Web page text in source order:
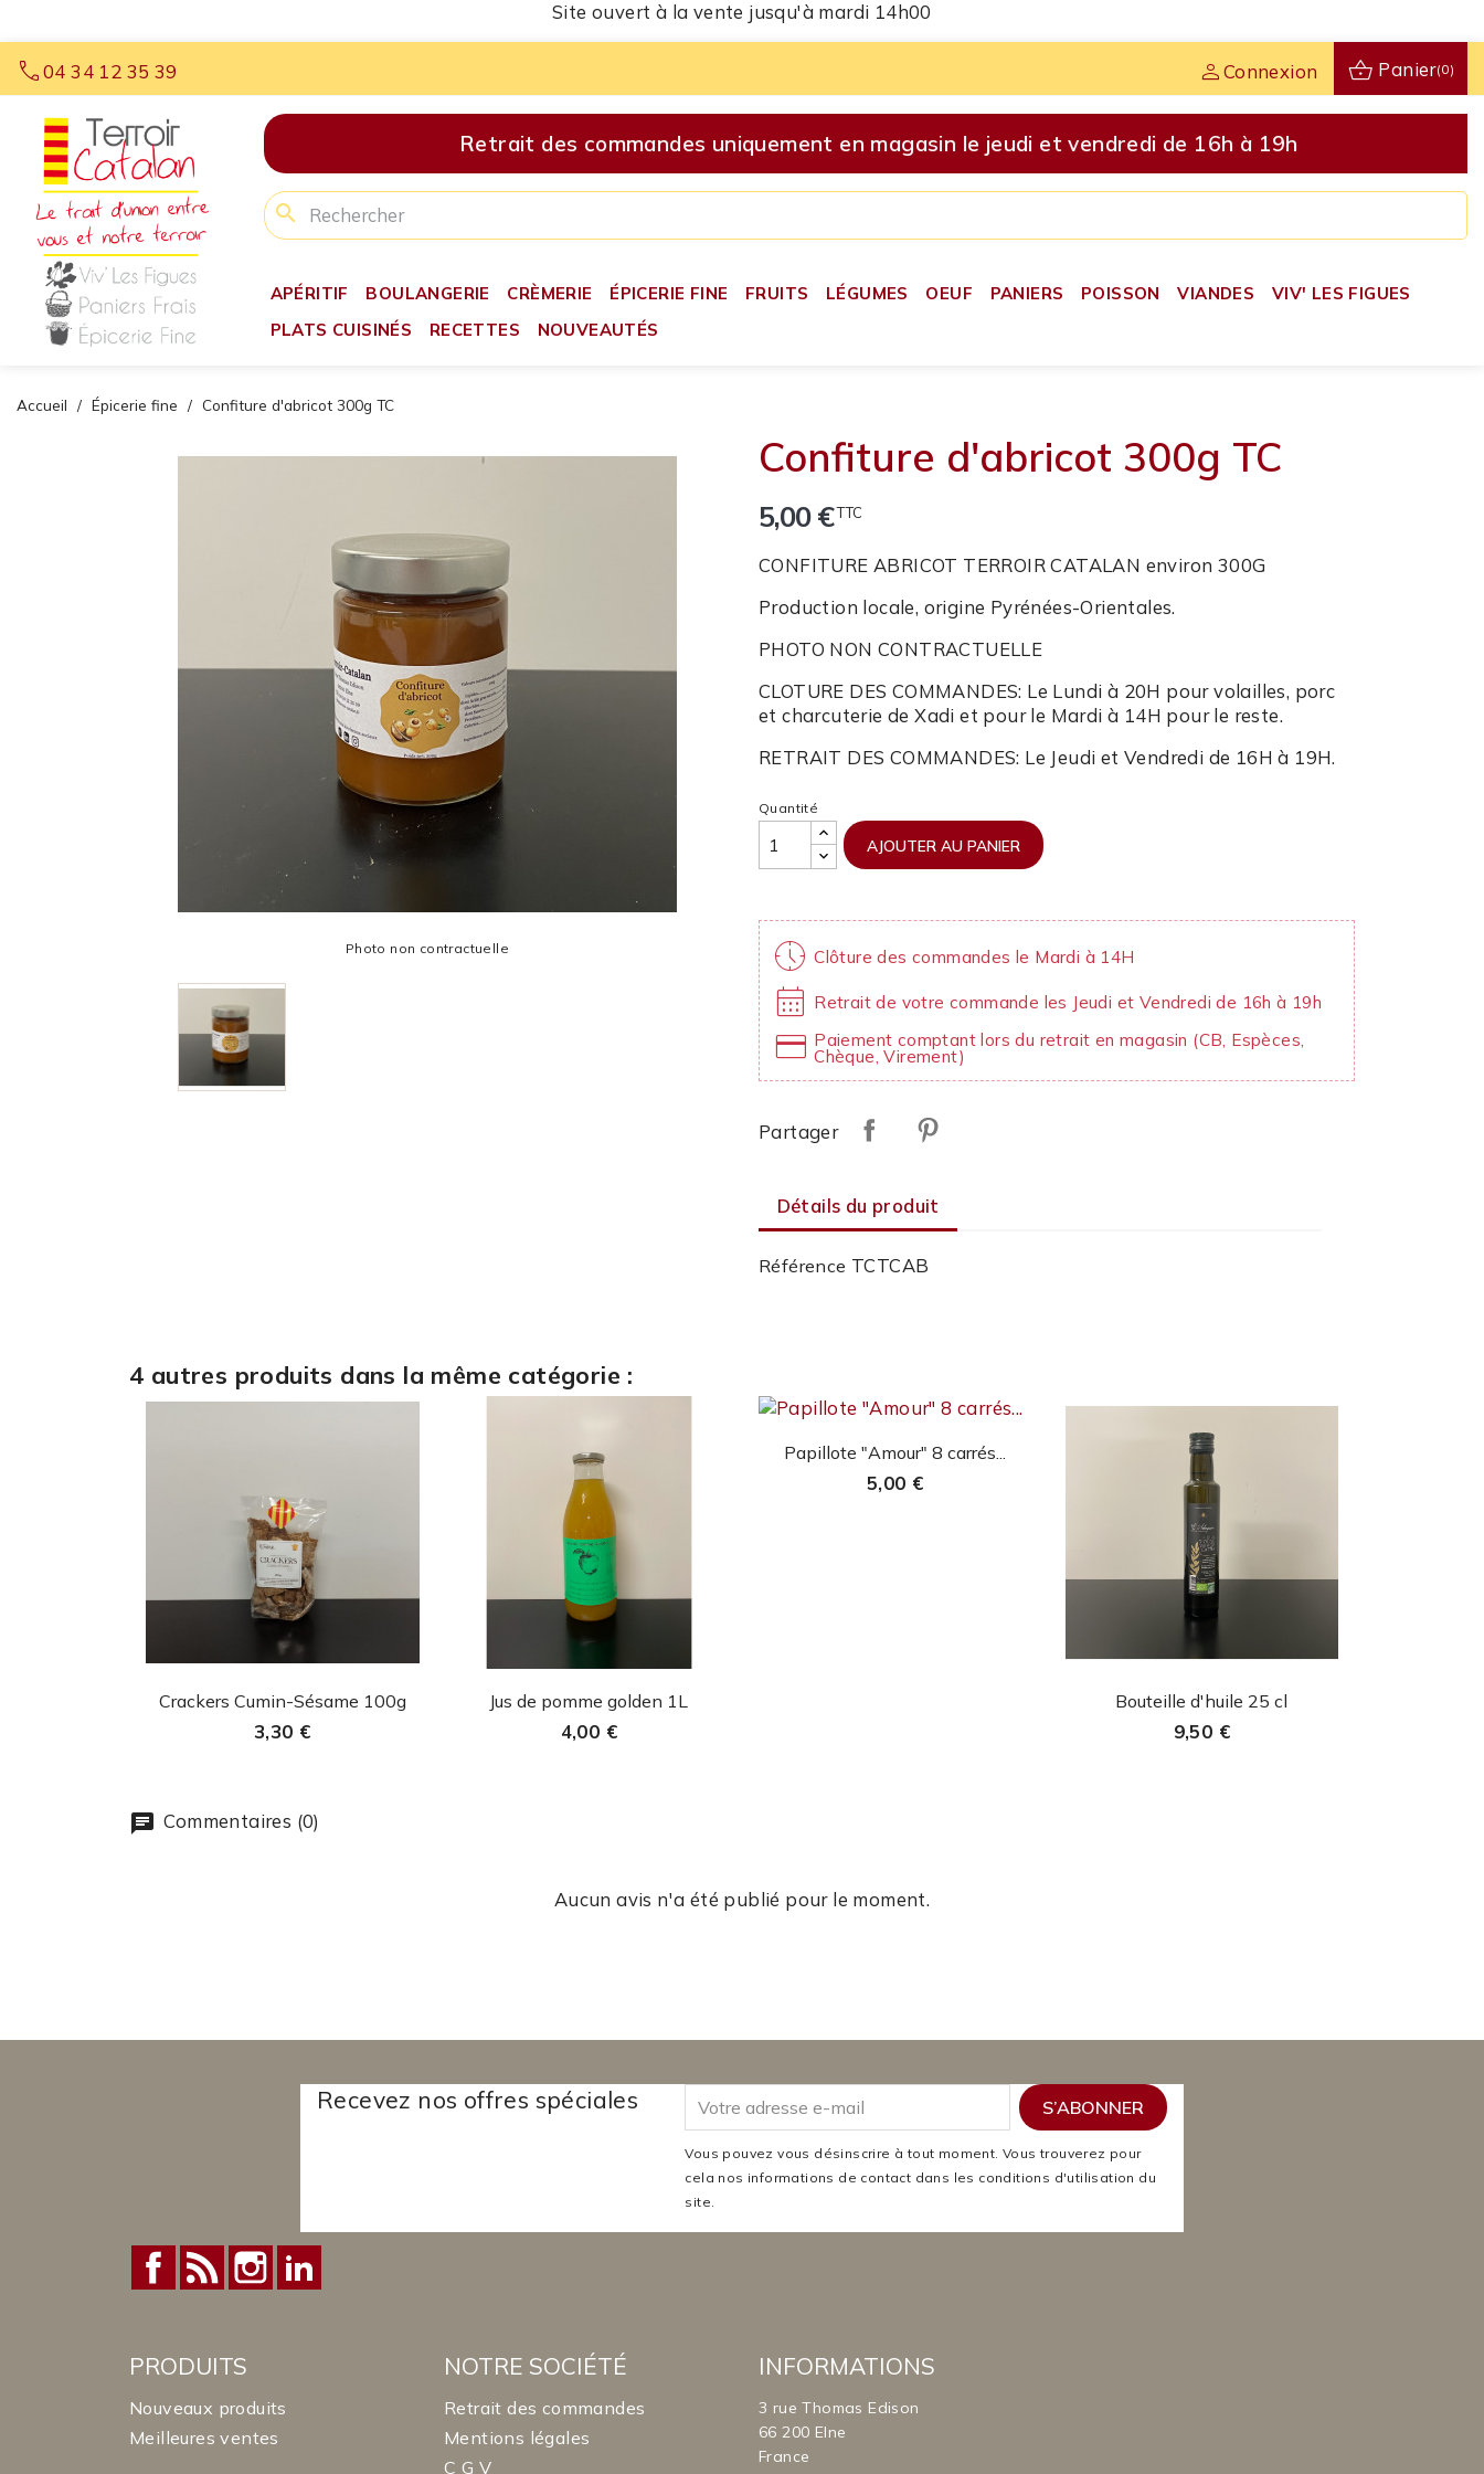
Site ouvert à la vente jusqu'à mardi 14h00
call04 34 12 35 39 personConnexion shopping_basket Panier(0)
Retrait des commandes uniquement en magasin le jeudi et vendredi de 16h à 19h
search
APÉRITIF BOULANGERIE CRÈMERIE ÉPICERIE FINE FRUITS LÉGUMES OEUF PANIERS POISSON VIANDES
VIV' LES FIGUES
PLATS CUISINÉS
RECETTES NOUVEAUTÉS
Accueil Épicerie fine Confiture d'abricot 300g TC
Photo non contractuelle
Confiture d'abricot 300g TC
5,00 €TTC
CONFITURE ABRICOT TERROIR CATALAN environ 300G
Production locale, origine Pyrénées-Orientales.
PHOTO NON CONTRACTUELLE
CLOTURE DES COMMANDES: Le Lundi à 20H pour volailles, porc
et charcuterie de Xadi et pour le Mardi à 14H pour le reste.
RETRAIT DES COMMANDES: Le Jeudi et Vendredi de 16H à 19H.
Quantité
AJOUTER AU PANIER
nest_clock_farsight_analog Clôture des commandes le Mardi à 14H
calendar_month Retrait de votre commande les Jeudi et Vendredi de 16h à 19h
credit_card Paiement comptant lors du retrait en magasin (CB, Espèces,
Chèque, Virement)
Partager
Détails du produit
Référence TCTCAB
4 autres produits dans la même catégorie :
 Aperçu rapide
Crackers Cumin-Sésame 100g
3,30 €
 Aperçu rapide
Jus de pomme golden 1L
4,00 €
Aperçu rapide
Papillote "Amour" 8 carrés...
5,00 €
Aperçu rapide
Bouteille d'huile 25 cl
9,50 €
Commentaires (0)
Aucun avis n'a été publié pour le moment.
Recevez nos offres spéciales
Vous pouvez vous désinscrire à tout moment. Vous trouverez pour
cela nos informations de contact dans les conditions d'utilisation du
site.
Facebook
Rss Instagram
PRODUITS
Nouveaux produits
Meilleures ventes
NOTRE SOCIÉTÉ
Retrait des commandes
Mentions légales
C G V
INFORMATIONS
3 rue Thomas Edison
66 200 Elne
France